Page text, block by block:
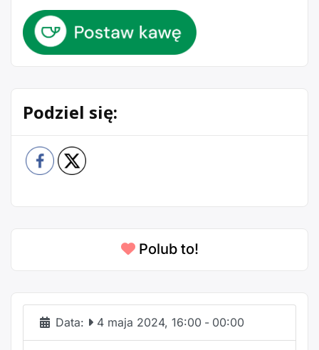
Podziel się:
Polub to!
Data: 4 maja 2024, 16:00 - 00:00